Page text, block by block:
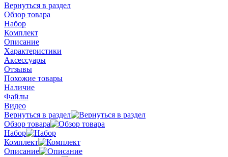
Вернуться в раздел
Обзор товара
Набор
Комплект
Описание
Характеристики
Аксессуары
Отзывы
Похожие товары
Наличие
Файлы
Видео
Вернуться в раздел
Обзор товара
Набор
Комплект
Описание